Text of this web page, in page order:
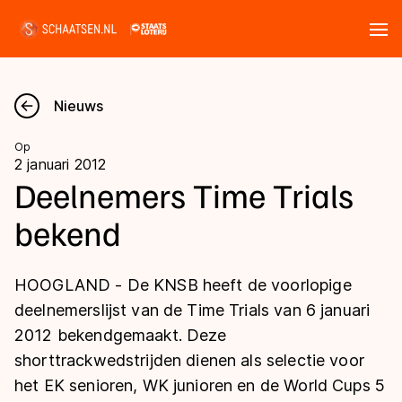
Nieuws
Kalender
Disciplines
Langebaan
Shorttrack
Inlineskaten
Uitslagen
Langebaan
Shorttrack
Marathon
Tijden & historie
Ranglijsten Langebaan
Nieuws
Op
2 januari 2012
Deelnemers Time Trials
bekend
HOOGLAND - De KNSB heeft de voorlopige
deelnemerslijst van de Time Trials van 6 januari
2012 bekendgemaakt. Deze
shorttrackwedstrijden dienen als selectie voor
het EK senioren, WK junioren en de World Cups 5